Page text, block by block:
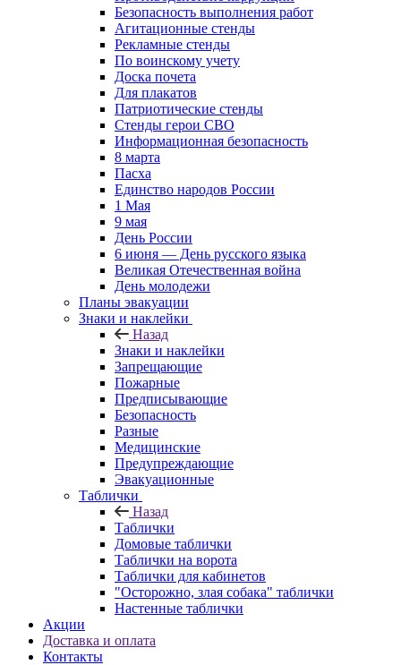
Безопасность выполнения работ
Агитационные стенды
Рекламные стенды
По воинскому учету
Доска почета
Для плакатов
Патриотические стенды
Стенды герои СВО
Информационная безопасность
8 марта
Пасха
Единство народов России
1 Мая
9 мая
День России
6 июня — День русского языка
Великая Отечественная война
День молодежи
Планы эвакуации
Знаки и наклейки
Назад
Знаки и наклейки
Запрещающие
Пожарные
Предписывающие
Безопасность
Разные
Медицинские
Предупреждающие
Эвакуационные
Таблички
Назад
Таблички
Домовые таблички
Таблички на ворота
Таблички для кабинетов
"Осторожно, злая собака" таблички
Настенные таблички
Акции
Доставка и оплата
Контакты